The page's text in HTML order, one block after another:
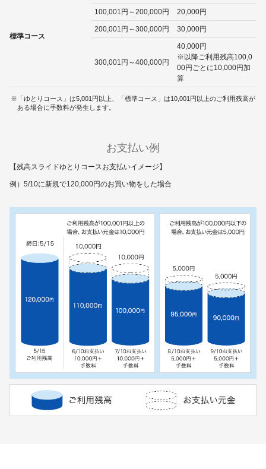
標準コース
100,001円～200,000円 20,000円
200,001円～300,000円 30,000円
300,001円～400,000円
40,000円
※以降ご利用残高100,0
00円ごとに10,000円加
算
「ゆとりコース」は5,001円以上、「標準コース」は10,001円以上のご利用残高が
ある場合に手数料が発生します。
お支払い例
【残高スライドゆとりコースお支払いイメージ】
例）5/10に新規で120,000円のお買い物をした場合